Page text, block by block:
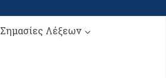
Σημασίες Λέξεων